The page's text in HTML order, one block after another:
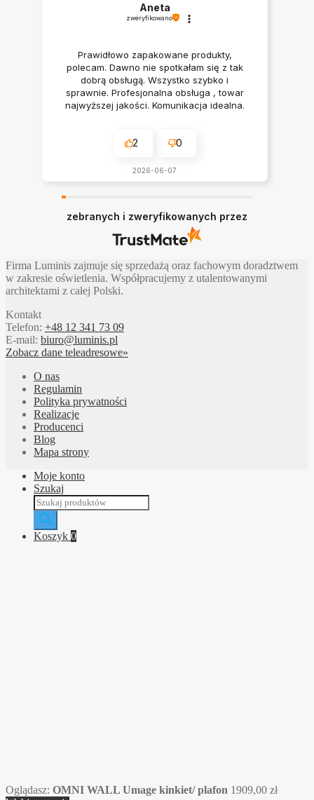
Aneta
zweryfikowano
Prawidłowo zapakowane produkty,
polecam. Dawno nie spotkałam się z tak
dobrą obsługą. Wszystko szybko i
sprawnie. Profesjonalna obsługa , towar
najwyższej jakości. Komunikacja idealna.
2 0
2026-06-07
zebranych i zweryfikowanych przez
Firma Luminis zajmuje się sprzedażą oraz fachowym doradztwem
w zakresie oświetlenia. Współpracujemy z utalentowanymi
architektami z całej Polski.
Kontakt
Telefon: +48 12 341 73 09
E-mail: biuro@luminis.pl
Zobacz dane teleadresowe»
O nas
Regulamin
Polityka prywatności
Realizacje
Producenci
Blog
Mapa strony
Moje konto
Szukaj
Wyszukiwarka
produktów
Koszyk 0
Oglądasz: OMNI WALL Umage kinkiet/ plafon 1909,00 zł